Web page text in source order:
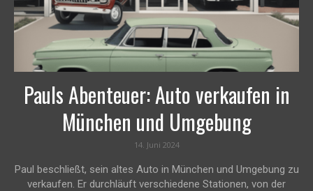
Pauls Abenteuer: Auto verkaufen in
München und Umgebung
14. Juni 2024
Paul beschließt, sein altes Auto in München und Umgebung zu
verkaufen. Er durchläuft verschiedene Stationen, von der